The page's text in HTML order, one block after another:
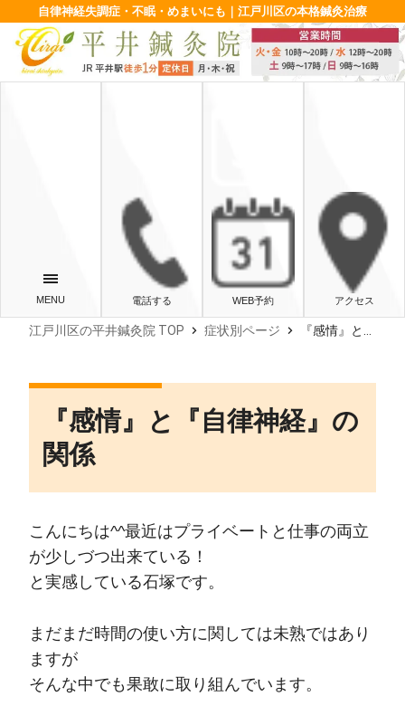
自律神経失調症・不眠・めまいにも｜江戸川区の本格鍼灸治療
電話する WEB予約 アクセス
江戸川区の平井鍼灸院 TOP chevron_right 症状別ページ chevron_right 『感情』と『自律神経』の関係
『感情』と『自律神経』の
関係
こんにちは^^最近はプライベートと仕事の両立
が少しづつ出来ている！
と実感している石塚です。
まだまだ時間の使い方に関しては未熟ではあり
ますが
そんな中でも果敢に取り組んでいます。